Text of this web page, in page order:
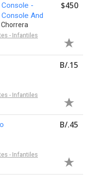
-
And
- Infantiles
$450
- Infantiles
B/.15
- Infantiles
B/.45